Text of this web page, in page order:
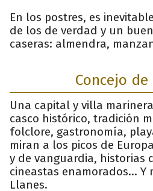
En los postres, es
de los de verdad y un
caseras: almendra,
Concejo de
Una capital y villa
casco histórico, tradición
folclore, gastronomía,
miran a los picos de
y de vanguardia, historias
cineastas enamorados... Y
Llanes.